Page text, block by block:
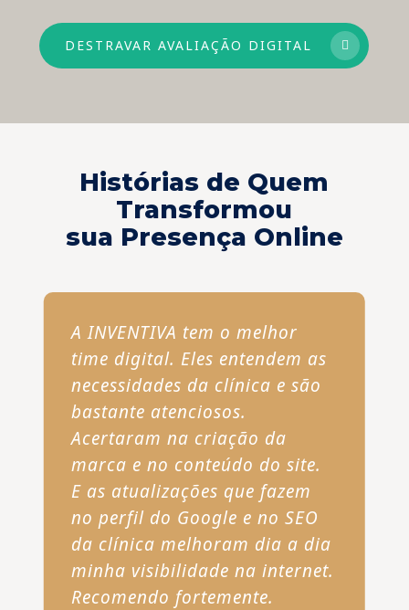
DESTRAVAR AVALIAÇÃO DIGITAL
Histórias de Quem
Transformou
sua Presença Online
A INVENTIVA tem o melhor
time digital. Eles entendem as
necessidades da clínica e são
bastante atenciosos.
Acertaram na criação da
marca e no conteúdo do site.
E as atualizações que fazem
no perfil do Google e no SEO
da clínica melhoram dia a dia
minha visibilidade na internet.
Recomendo fortemente.